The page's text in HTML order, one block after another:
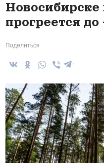
Новосибирске
прогреется до
Поделиться